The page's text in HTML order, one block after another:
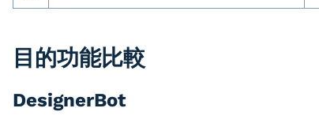
目的功能比較
DesignerBot